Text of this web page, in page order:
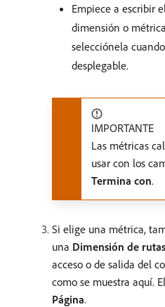
Empiece a escribir
dimensión o
selecciónela
desplegable.
IMPORTANTE
Las métricas
usar con los
Termina con.
Si elige una métrica,
una Dimensión de rutas
acceso o de salida del
como se muestra aquí.
Página.